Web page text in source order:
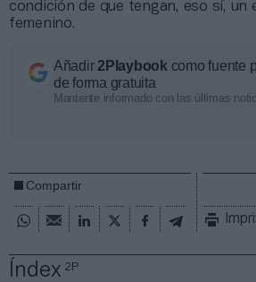
Índex2P
condición de que tengan, eso sí, un
femenino.
Añadir2Playbook como fuente
de forma gratuita
Mantente informado con las últimas
Compartir